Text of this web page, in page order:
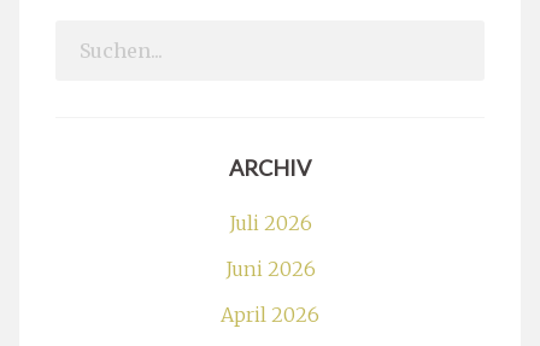
Search
ARCHIV
Juli 2026
Juni 2026
April 2026